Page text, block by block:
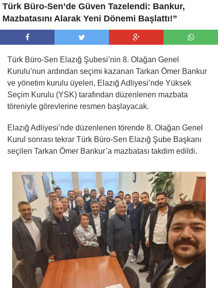
Türk Büro-Sen’de Güven Tazelendi: Bankur,
Mazbatasını Alarak Yeni Dönemi Başlattı!”
Türk Büro-Sen Elazığ Şubesi’nin 8. Olağan Genel
Kurulu’nun ardından seçimi kazanan Tarkan Ömer Bankur
ve yönetim kurulu üyeleri, Elazığ Adliyesi’nde Yüksek
Seçim Kurulu (YSK) tarafından düzenlenen mazbata
töreniyle görevlerine resmen başlayacak.
Elazığ Adliyesi’nde düzenlenen törende 8. Olağan Genel
Kurul sonrası tekrar Türk Büro-Sen Elazığ Şube Başkanı
seçilen Tarkan Ömer Bankur’a mazbatası takdim edildi.